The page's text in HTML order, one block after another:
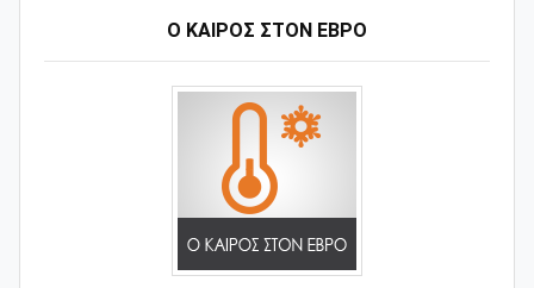
Ο ΚΑΙΡΟΣ ΣΤΟΝ ΕΒΡΟ